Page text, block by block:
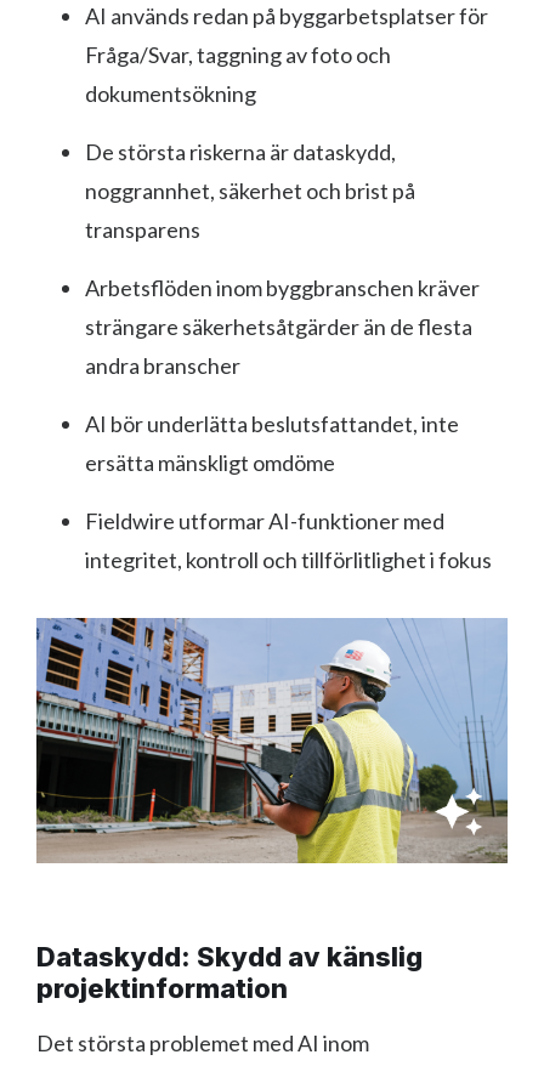
AI används redan på byggarbetsplatser för
Fråga/Svar, taggning av foto och
dokumentsökning
De största riskerna är dataskydd,
noggrannhet, säkerhet och brist på
transparens
Arbetsflöden inom byggbranschen kräver
strängare säkerhetsåtgärder än de flesta
andra branscher
AI bör underlätta beslutsfattandet, inte
ersätta mänskligt omdöme
Fieldwire utformar AI-funktioner med
integritet, kontroll och tillförlitlighet i fokus
Dataskydd: Skydd av känslig
projektinformation
Det största problemet med AI inom